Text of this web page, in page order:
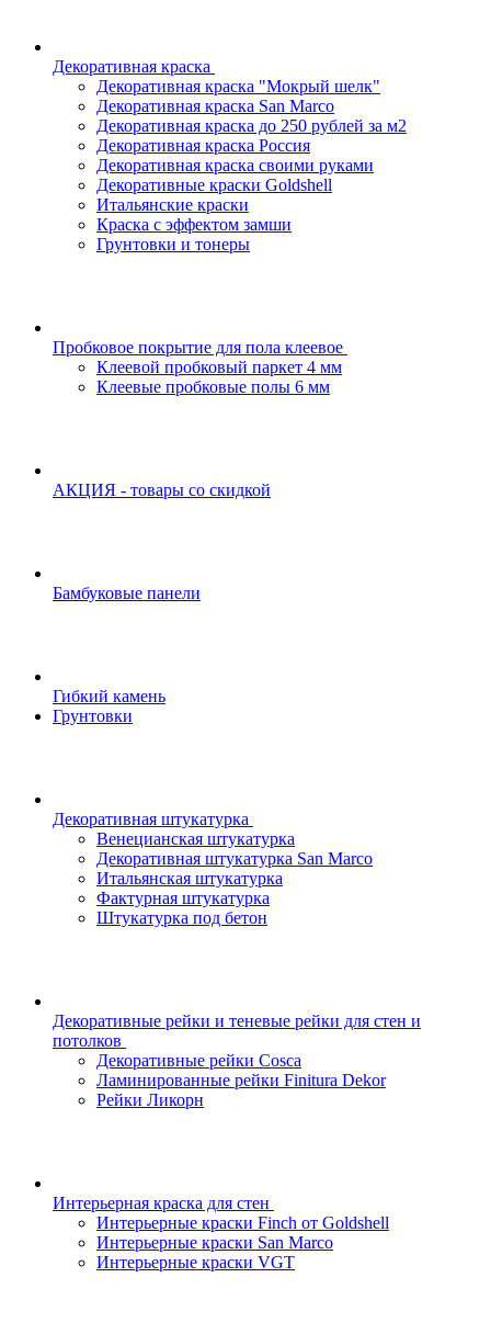
Декоративная краска
Декоративная краска "Мокрый шелк"
Декоративная краска San Marco
Декоративная краска до 250 рублей за м2
Декоративная краска Россия
Декоративная краска своими руками
Декоративные краски Goldshell
Итальянские краски
Краска с эффектом замши
Грунтовки и тонеры
Пробковое покрытие для пола клеевое
Клеевой пробковый паркет 4 мм
Клеевые пробковые полы 6 мм
АКЦИЯ - товары со скидкой
Бамбуковые панели
Гибкий камень
Грунтовки
Декоративная штукатурка
Венецианская штукатурка
Декоративная штукатурка San Marco
Итальянская штукатурка
Фактурная штукатурка
Штукатурка под бетон
Декоративные рейки и теневые рейки для стен и
потолков
Декоративные рейки Cosca
Ламинированные рейки Finitura Dekor
Рейки Ликорн
Интерьерная краска для стен
Интерьерные краски Finch от Goldshell
Интерьерные краски San Marco
Интерьерные краски VGT